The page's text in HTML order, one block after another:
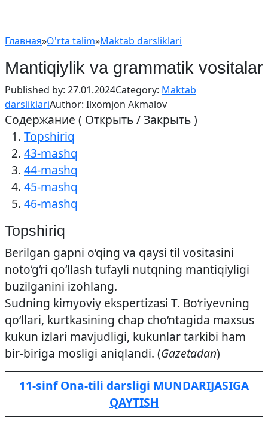
Главная»O'rta talim»Maktab darsliklari
Mantiqiylik va grammatik vositalar
Published by: 27.01.2024Category: Maktab
darsliklariAuthor: Ilxomjon Akmalov
Содержание ( Открыть / Закрыть )
Topshiriq
43-mashq
44-mashq
45-mashq
46-mashq
Topshiriq
Berilgan gapni o‘qing va qaysi til vositasini
noto‘g‘ri qo‘llash tufayli nutqning mantiqiyligi
buzilganini izohlang.
Sudning kimyoviy ekspertizasi T. Bo‘riyevning
qo‘llari, kurtkasining chap cho‘ntagida maxsus
kukun izlari mavjudligi, kukunlar tarkibi ham
bir-biriga mosligi aniqlandi. (Gazetadan)
11-sinf Ona-tili darsligi MUNDARIJASIGA
QAYTISH